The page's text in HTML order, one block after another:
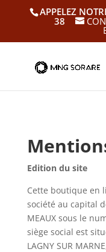
APPELEZ
38
Edition du site
Cette boutique en
société au capital
MEAUX sous le
siège social est
LAGNY SUR